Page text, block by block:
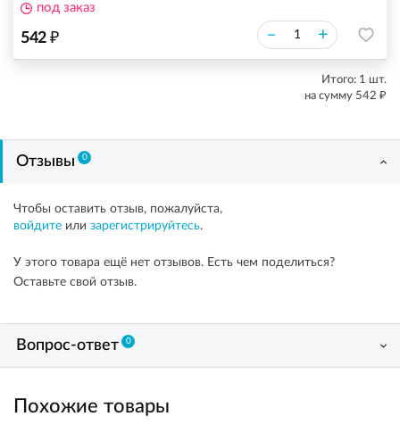
542 ₽ – +
под заказ
Итого: 1 шт.
на сумму 542 ₽
Отзывы 0
Чтобы оставить отзыв, пожалуйста,
войдите или зарегистрируйтесь.
У этого товара ещё нет отзывов. Есть чем поделиться?
Оставьте свой отзыв.
Вопрос-ответ 0
Похожие товары